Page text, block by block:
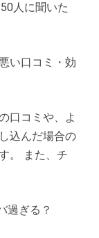
人に聞いた
い口コミ・効
口コミや、よ
込んだ場合の
。 また、チ
過ぎる？